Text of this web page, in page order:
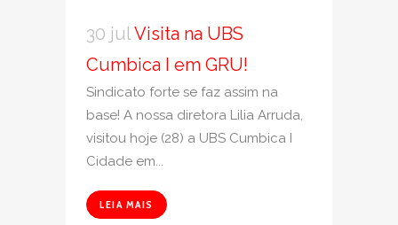
30 jul Visita na UBS
Cumbica I em GRU!
Sindicato forte se faz assim na
base! A nossa diretora Lilia Arruda,
visitou hoje (28) a UBS Cumbica I
Cidade em...
LEIA MAIS